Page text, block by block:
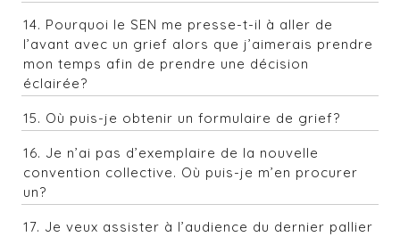
14. Pourquoi le SEN me presse-t-il à aller de
l’avant avec un grief alors que j’aimerais prendre
mon temps afin de prendre une décision
éclairée?
15. Où puis-je obtenir un formulaire de grief?
16. Je n’ai pas d’exemplaire de la nouvelle
convention collective. Où puis-je m’en procurer
un?
17. Je veux assister à l’audience du dernier pallier